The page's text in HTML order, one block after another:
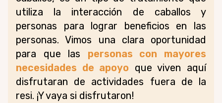
utiliza la interacción de caballos y
personas para lograr beneficios en las
personas. Vimos una clara oportunidad
para que las personas con mayores
necesidades de apoyo que viven aquí
disfrutaran de actividades fuera de la
resi. ¡Y vaya si disfrutaron!